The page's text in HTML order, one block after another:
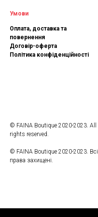
Умови
Оплата, доставка та
повернення
Договір-оферта
Політика конфіденційності
© FAINA Boutique 2020-2023. All
rights reserved.
© FAINA Boutique 2020-2023. Всі
права захищені.